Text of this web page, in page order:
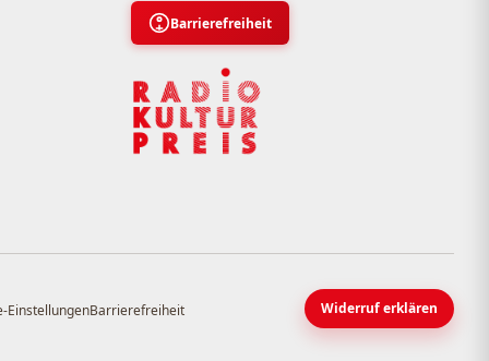
Barrierefreiheit
EinstellungenBarrierefreiheit Widerruf erklären